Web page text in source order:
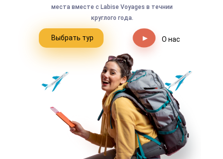
места вместе с Labise Voyages в течнии
круглого года.
Выбрать тур О нас